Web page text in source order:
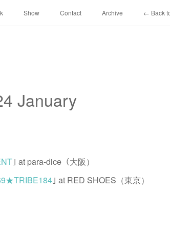
Show Contact Archive ← Back
January
｣ at para-dice（大阪）
｣ at RED SHOES（東京）